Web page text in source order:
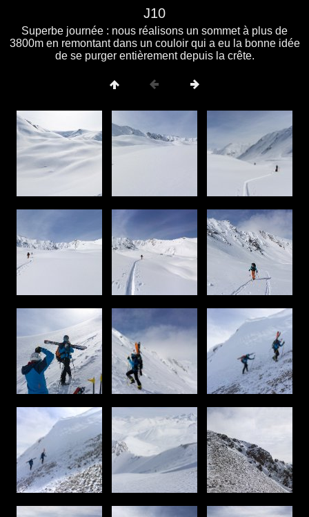
J10
Superbe journée : nous réalisons un sommet à plus de
3800m en remontant dans un couloir qui a eu la bonne idée
de se purger entièrement depuis la crête.